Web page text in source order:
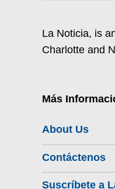
La Noticia, is
Charlotte and
Más
About Us
Contáctenos
Suscríbete a